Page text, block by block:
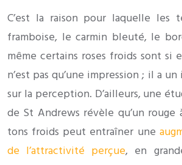
C’est la raison pour laquelle les
framboise, le carmin bleuté, le
même certains roses froids sont si
n’est pas qu’une impression ; il a
sur la perception. D’ailleurs, une
de St Andrews révèle qu’un rouge
tons froids peut entraîner une
de l’attractivité perçue, en